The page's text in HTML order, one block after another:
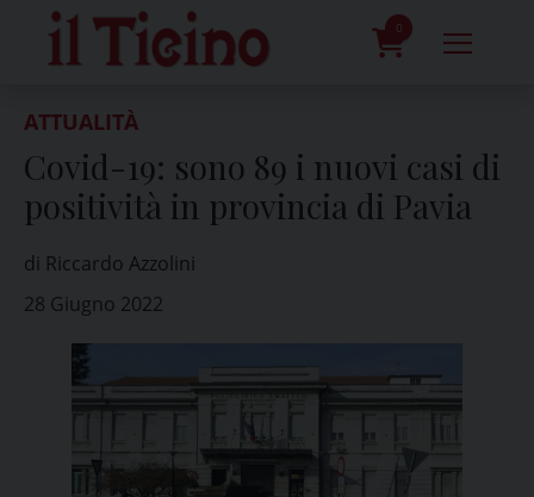
content
0
ATTUALITÀ
Covid-19: sono 89 i nuovi casi di
positività in provincia di Pavia
di Riccardo Azzolini
28 Giugno 2022